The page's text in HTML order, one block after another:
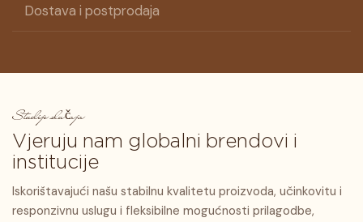
Dostava i postprodaja
Studije slučaja
Vjeruju nam globalni brendovi i
institucije
Iskorištavajući našu stabilnu kvalitetu proizvoda, učinkovitu i
responzivnu uslugu i fleksibilne mogućnosti prilagodbe,